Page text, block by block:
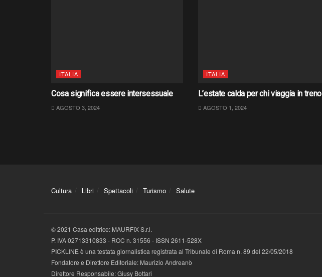
ITALIA
Cosa significa essere intersessuale
AGOSTO 3, 2024
ITALIA
L’estate calda per chi viaggia in treno
AGOSTO 1, 2024
Cultura Libri Spettacoli Turismo Salute
© 2021 Casa editrice: MAURFIX S.r.l.
P. IVA 02713310833 - ROC n. 31556 - ISSN 2611-528X
PICKLINE è una testata giornalistica registrata al Tribunale di Roma n. 89 del 22/05/2018
Fondatore e Direttore Editoriale: Maurizio Andreanò
Direttore Responsabile: Giusy Bottari